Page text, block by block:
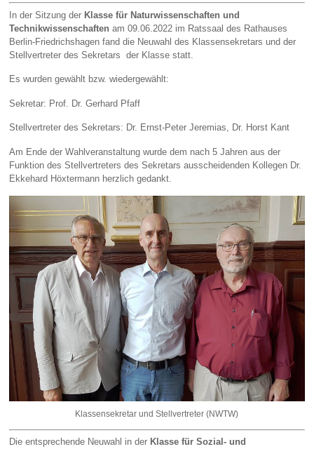
In der Sitzung der Klasse für Naturwissenschaften und
Technikwissenschaften am 09.06.2022 im Ratssaal des Rathauses
Berlin-Friedrichshagen fand die Neuwahl des Klassensekretars und der
Stellvertreter des Sekretars der Klasse statt.
Es wurden gewählt bzw. wiedergewählt:
Sekretar: Prof. Dr. Gerhard Pfaff
Stellvertreter des Sekretars: Dr. Ernst-Peter Jeremias, Dr. Horst Kant
Am Ende der Wahlveranstaltung wurde dem nach 5 Jahren aus der
Funktion des Stellvertreters des Sekretars ausscheidenden Kollegen Dr.
Ekkehard Höxtermann herzlich gedankt.
Klassensekretar und Stellvertreter (NWTW)
Die entsprechende Neuwahl in der Klasse für Sozial- und